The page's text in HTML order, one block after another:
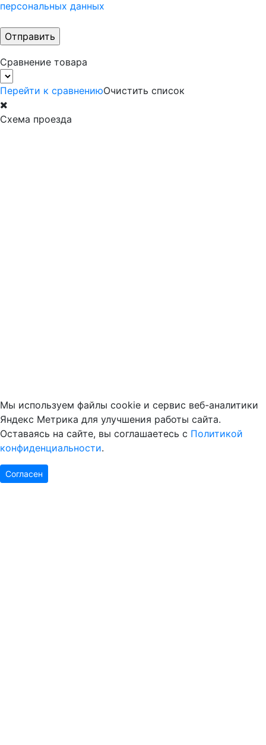
персональных данных
Сравнение товара
Перейти к сравнениюОчистить список
Схема проезда
Мы используем файлы cookie и сервис веб-аналитики
Яндекс Метрика для улучшения работы сайта.
Оставаясь на сайте, вы соглашаетесь с Политикой
конфиденциальности.
Согласен